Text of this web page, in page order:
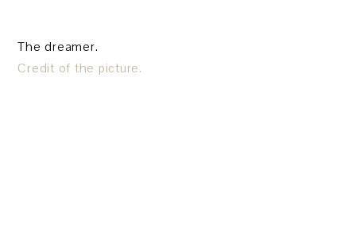
The dreamer.
Credit of the picture.